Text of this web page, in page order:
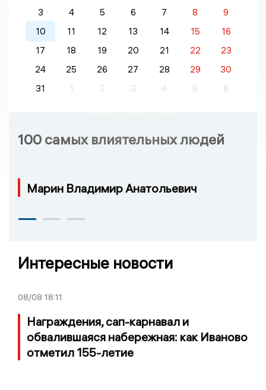
3
4 5 6 7 8
9
10
11 12 13 14 15
16
17
18 19 20 21 22
23
24
25 26 27 28 29
30
31
1 2 3 4 5 6
100 самых влиятельных людей
Марин Владимир Анатольевич
Интересные новости
08/08 18:11
Награждения, сап-карнавал и
обвалившаяся набережная: как Иваново
отметил 155-летие